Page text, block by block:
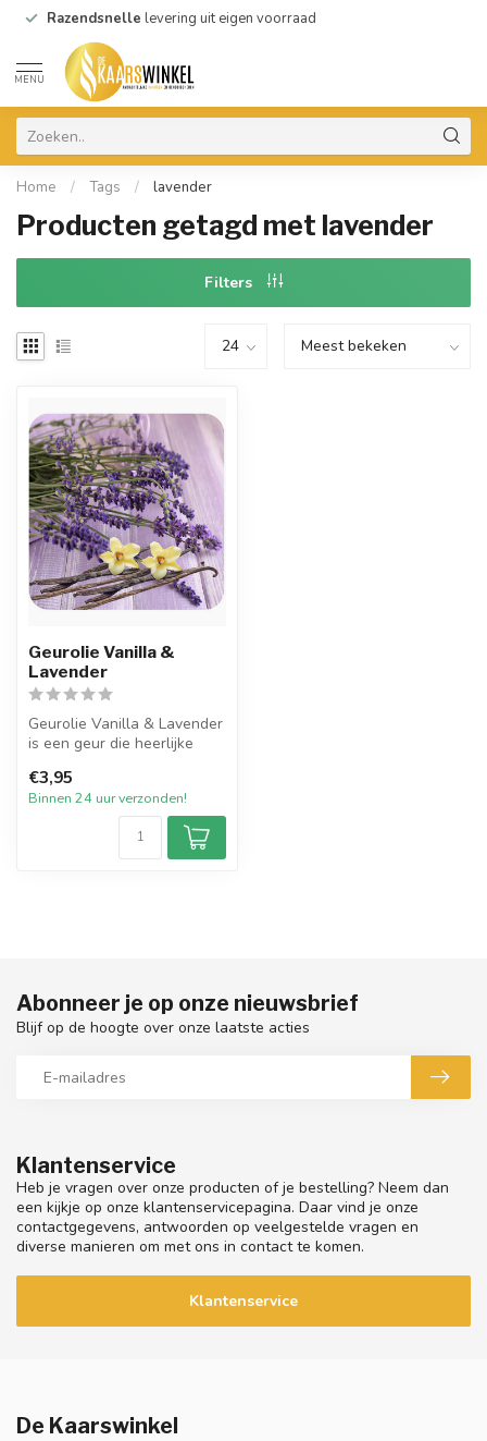
Razendsnelle levering uit eigen voorraad
MENU
Home / Tags / lavender
Producten getagd met lavender
Filters
Geurolie Vanilla &
Lavender
Geurolie Vanilla & Lavender
is een geur die heerlijke
de...
€3,95
Binnen 24 uur verzonden!
Klantenservice
Heb je vragen over onze producten of je bestelling? Neem dan
een kijkje op onze klantenservicepagina. Daar vind je onze
contactgegevens, antwoorden op veelgestelde vragen en
diverse manieren om met ons in contact te komen.
Klantenservice
Abonneer je op onze nieuwsbrief
Blijf op de hoogte over onze laatste acties
De Kaarswinkel